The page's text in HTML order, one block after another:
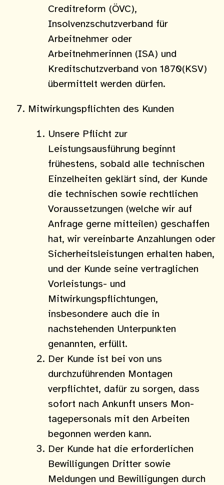
Creditreform (ÖVC),
Insolvenzschutzverband für
Arbeitnehmer oder
Arbeitnehmerinnen (ISA) und
Kreditschutzverband von 1870(KSV)
übermittelt werden dürfen.
Mitwirkungspflichten des Kunden
Unsere Pflicht zur
Leistungsausführung beginnt
frühestens, sobald alle technischen
Einzelheiten geklärt sind, der Kunde
die technischen sowie rechtlichen
Voraussetzungen (welche wir auf
Anfrage gerne mitteilen) geschaffen
hat, wir vereinbarte Anzahlungen oder
Sicherheitsleistungen erhalten haben,
und der Kunde seine vertraglichen
Vorleistungs- und
Mitwirkungspflichtungen,
insbesondere auch die in
nachstehenden Unterpunkten
genannten, erfüllt.
Der Kunde ist bei von uns
durchzuführenden Montagen
verpflichtet, dafür zu sorgen, dass
sofort nach Ankunft unsers Mon­
tagepersonals mit den Arbeiten
begonnen werden kann.
Der Kunde hat die erforderlichen
Bewilligungen Dritter sowie
Meldungen und Bewilligungen durch